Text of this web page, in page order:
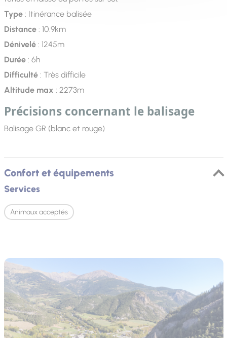
Type: Itinérance balisée
Distance: 10.9km
Dénivelé: 1245m
Durée: 6h
Difficulté: Très difficile
Altitude max : 2273m
Précisions concernant le balisage
Balisage GR (blanc et rouge)
Confort et équipements
Services
Animaux acceptés